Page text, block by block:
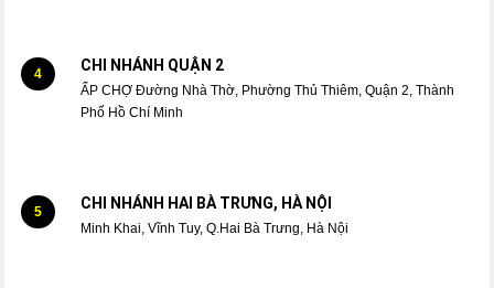
4 CHI NHÁNH QUẬN 2
ẤP CHỢ Đường Nhà Thờ, Phường Thủ Thiêm, Quận 2, Thành
Phố Hồ Chí Minh
5 CHI NHÁNH HAI BÀ TRƯNG, HÀ NỘI
Minh Khai, Vĩnh Tuy, Q.Hai Bà Trưng, Hà Nội